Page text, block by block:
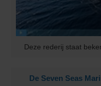
Deze rederij staat
De Seven Seas